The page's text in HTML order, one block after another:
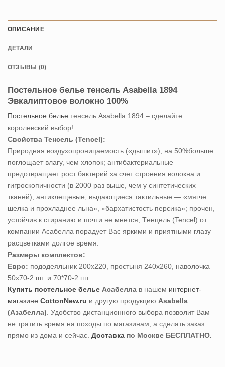
ОПИСАНИЕ
ДЕТАЛИ
ОТЗЫВЫ (0)
Постельное белье тенсель Asabella 1894
Эвкалиптовое волокно 100%
Постельное белье тенсель Asabella 1894 – сделайте
королевский выбор!
Свойства Тенсель (Tencel):
Природная воздухопроницаемость («дышит»); на 50%больше
поглощает влагу, чем хлопок; антибактериальные —
предотвращает рост бактерий за счет строения волокна и
гигроскопичности (в 2000 раз выше, чем у синтетических
тканей); антиклещевые; выдающиеся тактильные — «мягче
шелка и прохладнее льна», «бархатистость персика»; прочен,
устойчив к стиранию и почти не мнется; Tенцель (Tencel) от
компании Асабелла порадует Вас яркими и приятными глазу
расцветками долгое время.
Размеры комплектов:
Евро: пододеяльник 200х220, простыня 240х260, наволочка
50х70-2 шт. и 70*70-2 шт.
Купить постельное белье Асабелла в нашем интернет-
магазине CottonNew.ru и другую продукцию Asabella
(Азабелла). Удобство дистанционного выбора позволит Вам
не тратить время на походы по магазинам, а сделать заказ
прямо из дома и сейчас. Доставка по Москве БЕСПЛАТНО.